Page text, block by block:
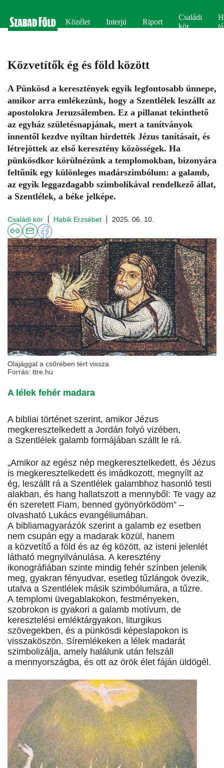
Közélet Interjú Riport
Családi
kör
Közvetítők ég és föld között
A Pünkösd a keresztények egyik legfontosabb ünnepe,
amikor arra emlékezünk, hogy a Szentlélek leszállt az
apostolokra Jeruzsálemben. Ez a pillanat tekinthető
az egyház születésnapjának, mert a tanítványok
innentől kezdve nyíltan hirdették Jézus tanításait, és
létrejöttek az első keresztény közösségek. Ha
pünkösdkor körülnézünk a templomokban, bizonyára
feltűnik egy különleges madárszimbólum: a galamb,
az egyik leggazdagabb szimbolikával rendelkező állat,
a Szentlélek, a béke jelképe.
Családi kör Habik Erzsébet 2025. 06. 10.
Olajággal a csőrében tért vissza
Forrás: ttre.hu
A lélek fehér madara
A bibliai történet szerint, amikor Jézus
megkeresztelkedett a Jordán folyó vizében,
a Szentlélek galamb formájában szállt le rá.
„Amikor az egész nép megkeresztelkedett, és Jézus
is megkeresztelkedett és imádkozott, megnyílt az
ég, leszállt rá a Szentlélek galambhoz hasonló testi
alakban, és hang hallatszott a mennyből: Te vagy az
én szeretett Fiam, benned gyönyörködöm” –
olvasható Lukács evangéliumában.
A bibliamagyarázók szerint a galamb ez esetben
nem csupán egy a madarak közül, hanem
a közvetítő a föld és az ég között, az isteni jelenlét
látható megnyilvánulása. A keresztény
ikonográfiában szinte mindig fehér színben jelenik
meg, gyakran fényudvar, esetleg tűzlángok övezik,
utalva a Szentlélek másik szimbólumára, a tűzre.
A templomi üvegablakokon, festményeken,
szobrokon is gyakori a galamb motívum, de
keresztelési emléktárgyakon, liturgikus
szövegekben, és a pünkösdi képeslapokon is
visszaköszön. Síremlékeken a lélek madarát
szimbolizálja, amely halálunk után felszáll
a mennyországba, és ott az örök élet fáján üldögél.